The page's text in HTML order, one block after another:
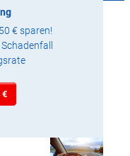
€ sparen!
€